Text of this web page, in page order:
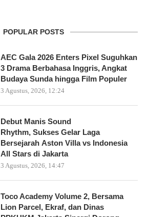
POPULAR POSTS
AEC Gala 2026 Enters Pixel Suguhkan
3 Drama Berbahasa Inggris, Angkat
Budaya Sunda hingga Film Populer
3 Agustus, 2026, 12:24
Debut Manis Sound
Rhythm, Sukses Gelar Laga
Bersejarah Aston Villa vs Indonesia
All Stars di Jakarta
3 Agustus, 2026, 14:47
Toco Academy Volume 2, Bersama
Lion Parcel, Ekraf, dan Dinas